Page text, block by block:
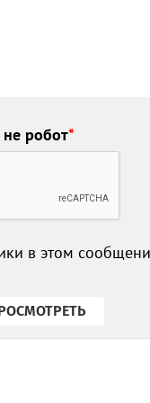
робот*
в этом